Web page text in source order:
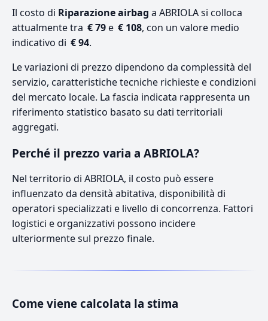
Il costo di Riparazione airbag a ABRIOLA si colloca
attualmente tra € 79e € 108, con un valore medio
indicativo di € 94.
Le variazioni di prezzo dipendono da complessità del
servizio, caratteristiche tecniche richieste e condizioni
del mercato locale. La fascia indicata rappresenta un
riferimento statistico basato su dati territoriali
aggregati.
Perché il prezzo varia a ABRIOLA?
Nel territorio di ABRIOLA, il costo può essere
influenzato da densità abitativa, disponibilità di
operatori specializzati e livello di concorrenza. Fattori
logistici e organizzativi possono incidere
ulteriormente sul prezzo finale.
Come viene calcolata la stima